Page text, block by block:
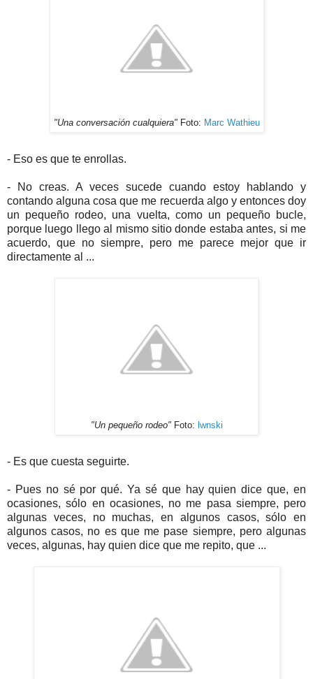
"Una conversación cualquiera"Foto: Marc Wathieu
- Eso es que te enrollas.
- No creas. A veces sucede cuando estoy hablando y
contando alguna cosa que me recuerda algo y entonces doy
un pequeño rodeo, una vuelta, como un pequeño bucle,
porque luego llego al mismo sitio donde estaba antes, si me
acuerdo, que no siempre, pero me parece mejor que ir
directamente al ...
"Un pequeño rodeo"Foto: lwnski
- Es que cuesta seguirte.
- Pues no sé por qué. Ya sé que hay quien dice que, en
ocasiones, sólo en ocasiones, no me pasa siempre, pero
algunas veces, no muchas, en algunos casos, sólo en
algunos casos, no es que me pase siempre, pero algunas
veces, algunas, hay quien dice que me repito, que ...